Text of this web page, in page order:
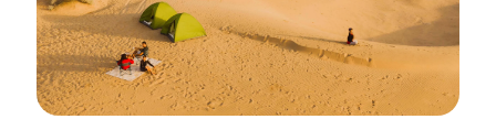
मानसून वाला जैसलमेर
धूलभरी आंधियों वाला जैसलमेर
ओठरियों की देर रात तक कि महफिलों वाला जैसलमेर